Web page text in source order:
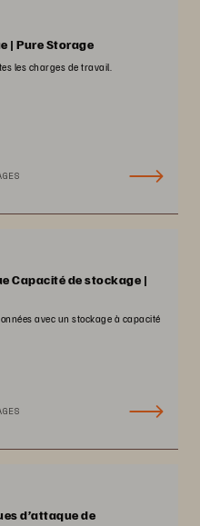
| Pure Storage
les charges de travail.
Capacité de stockage |
avec un stockage à capacité
d’attaque de